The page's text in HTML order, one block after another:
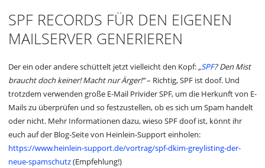
SPF RECORDS FÜR DEN EIGENEN
MAILSERVER GENERIEREN
Der ein oder andere schüttelt jetzt vielleicht den Kopf:„SPF? Den Mist
braucht doch keiner! Macht nur Ärger!“– Richtig, SPF ist doof. Und
trotzdem verwenden große E-Mail Privider SPF, um die Herkunft von E-
Mails zu überprüfen und so festzustellen, ob es sich um Spam handelt
oder nicht. Mehr Informationen dazu, wieso SPF doof ist, könnt ihr
euch auf der Blog-Seite von Heinlein-Support einholen:
https://www.heinlein-support.de/vortrag/spf-dkim-greylisting-der-
neue-spamschutz(Empfehlung!)